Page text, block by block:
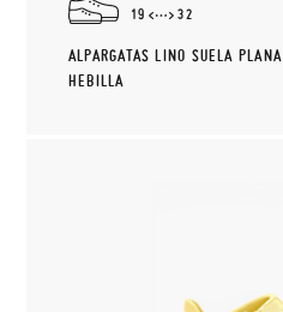
19 32
ALPARGATAS LINO SUELA PLANA
HEBILLA